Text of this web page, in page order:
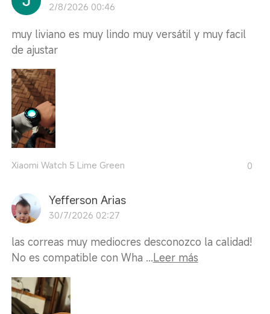
2/8/2026 00:46
muy liviano es muy lindo muy versátil y muy facil
de ajustar
Xiaomi Watch 5 Lime Green 0
Yefferson Arias
30/7/2026 02:27
las correas muy mediocres desconozco la calidad!
No es compatible con Wha ...Leer más